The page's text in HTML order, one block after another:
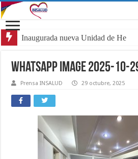
Inaugurada nueva Unidad de
WhatsApp Image 2025-10-
Prensa INSALUD 29 octubre, 2025